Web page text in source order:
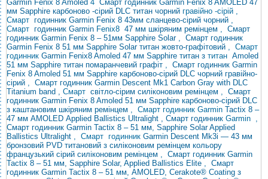
Garmin Fenix ​​8 Amoled 4 Смарт годинник Garmin Fenix ​​8 AMOLED 47
мм Sapphire карбоново -сірий DLC титан чорний гравійно -сірій ,
Смарт годинник Garmin Fenix ​​8 43мм сланцево-сірий чорний ,
Смарт годинник Garmin Fenix ​​8 47 мм шкіряним ремінцем , Смарт
годинник Garmin Fenix ​​8 – 51мм Sapphire Solar , Смарт годинник
Garmin Fenix ​​8 51 мм Sapphire Solar титан жовто-графітовий , Смарт
годинник Garmin Fenix​​8 Amoled 47 мм Sapphire титан з титан Amoled
51 мм Sapphire титан помаранчевий графіт , Смарт годинник Garmin
Fenix ​​8 Amoled 51 мм Sapphire карбоново-сірий DLC чорний гравійно-
сірий , Смарт годинник Garmin Descent Mk1 Carbon Gray with DLC
Titanium band , Смарт світло-сірим силіконовим ремінцем , Смарт
годинник Garmin Fenix ​​8 Amoled 51 мм Sapphire карбоново-сірий DLC
з каштановим шкіряним ремінцем , Смарт годинник Garmin Tactix 8 –
47 мм AMOLED Applied Ballistics Ultralight , Смарт годинник Garmin ,
Смарт годинник Garmin Tactix 8 – 51 мм, Sapphire Solar Applied
Ballistics Ultralight , Смарт годинник Garmin Descent Mk3i — 43 мм
бронзовий PVD титановий з силіконовим ремінцем кольору
французький сірий силіконовим ремінцем , Смарт годинник Garmin
Tactix 8 – 51 мм, Sapphire Solar, Applied Ballistics Elite , Смарт
годинник Garmin Tactix 8 – 51 мм, AMOLED, Cerakote® Coating з